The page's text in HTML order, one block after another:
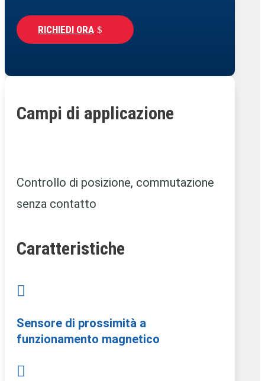
RICHIEDI ORA
Campi di applicazione
Controllo di posizione, commutazione
senza contatto
Caratteristiche

Sensore di prossimità a
funzionamento magnetico
